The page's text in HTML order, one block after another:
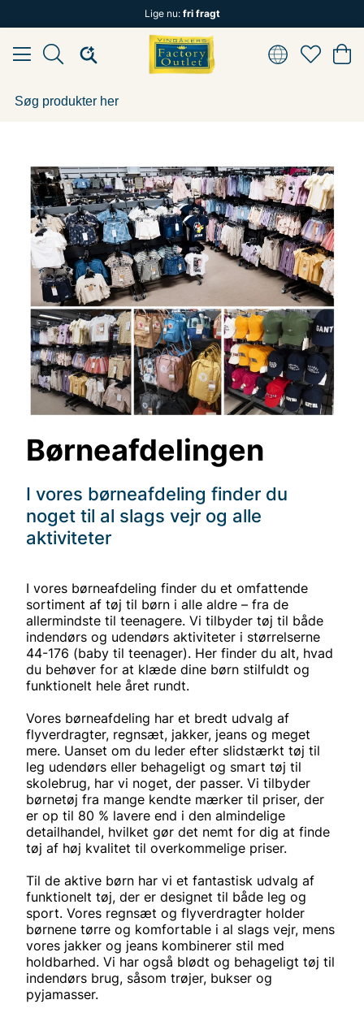
Lige nu: fri fragt
Børneafdelingen
I vores børneafdeling finder du
noget til al slags vejr og alle
aktiviteter
I vores børneafdeling finder du et omfattende
sortiment af tøj til børn i alle aldre – fra de
allermindste til teenagere. Vi tilbyder tøj til både
indendørs og udendørs aktiviteter i størrelserne
44-176 (baby til teenager). Her finder du alt, hvad
du behøver for at klæde dine børn stilfuldt og
funktionelt hele året rundt.
Vores børneafdeling har et bredt udvalg af
flyverdragter, regnsæt, jakker, jeans og meget
mere. Uanset om du leder efter slidstærkt tøj til
leg udendørs eller behageligt og smart tøj til
skolebrug, har vi noget, der passer. Vi tilbyder
børnetøj fra mange kendte mærker til priser, der
er op til 80 % lavere end i den almindelige
detailhandel, hvilket gør det nemt for dig at finde
tøj af høj kvalitet til overkommelige priser.
Til de aktive børn har vi et fantastisk udvalg af
funktionelt tøj, der er designet til både leg og
sport. Vores regnsæt og flyverdragter holder
børnene tørre og komfortable i al slags vejr, mens
vores jakker og jeans kombinerer stil med
holdbarhed. Vi har også blødt og behageligt tøj til
indendørs brug, såsom trøjer, bukser og
pyjamasser.